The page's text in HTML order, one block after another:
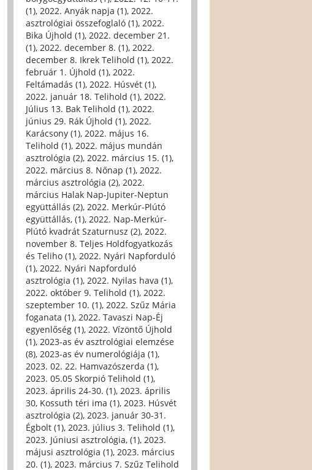
(1), 2022. Anyák napja (1), 2022.
asztrológiai összefoglaló (1), 2022.
Bika Újhold (1), 2022. december 21.
(1), 2022. december 8. (1), 2022.
december 8. Ikrek Telihold (1), 2022.
február 1. Újhold (1), 2022.
Feltámadás (1), 2022. Húsvét (1),
2022. január 18. Telihold (1), 2022.
Július 13. Bak Telihold (1), 2022.
június 29. Rák Újhold (1), 2022.
Karácsony (1), 2022. május 16.
Telihold (1), 2022. május mundán
asztrológia (2), 2022. március 15. (1),
2022. március 8. Nőnap (1), 2022.
március asztrológia (2), 2022.
március Halak Nap-Jupiter-Neptun
együttállás (2), 2022. Merkúr-Plútó
együttállás, (1), 2022. Nap-Merkúr-
Plútó kvadrát Szaturnusz (2), 2022.
november 8. Teljes Holdfogyatkozás
és Teliho (1), 2022. Nyári Napforduló
(1), 2022. Nyári Napforduló
asztrológia (1), 2022. Nyilas hava (1),
2022. október 9. Telihold (1), 2022.
szeptember 10. (1), 2022. Szűz Mária
foganata (1), 2022. Tavaszi Nap-Éj
egyenlőség (1), 2022. Vízöntő Újhold
(1), 2023-as év asztrológiai elemzése
(8), 2023-as év numerológiája (1),
2023. 02. 22. Hamvazószerda (1),
2023. 05.05 Skorpió Telihold (1),
2023. április 24-30. (1), 2023. április
30, Kossuth téri ima (1), 2023. Húsvét
asztrológia (2), 2023. január 30-31.
Égbolt (1), 2023. július 3. Telihold (1),
2023. Júniusi asztrológia, (1), 2023.
májusi asztrológia (1), 2023. március
20. (1), 2023. március 7. Szűz Telihold